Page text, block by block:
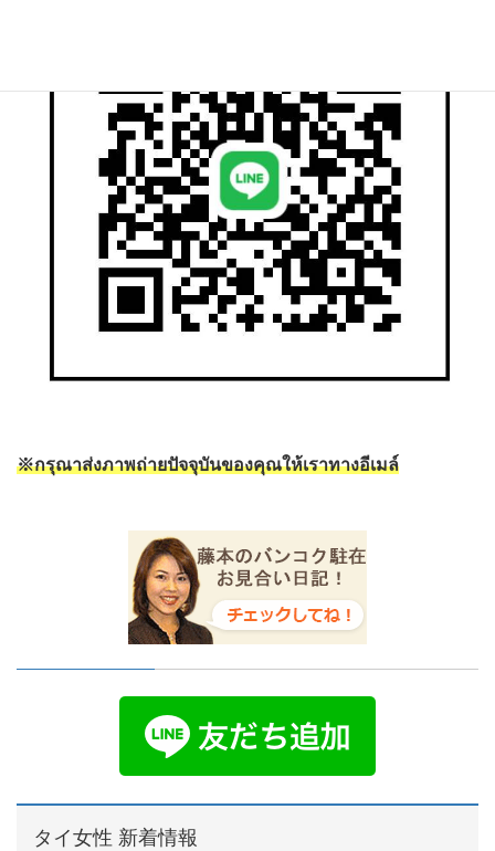
※กรุณาส่งภาพถ่ายปัจจุบันของคุณให้เราทางอีเมล์
タイ女性 新着情報